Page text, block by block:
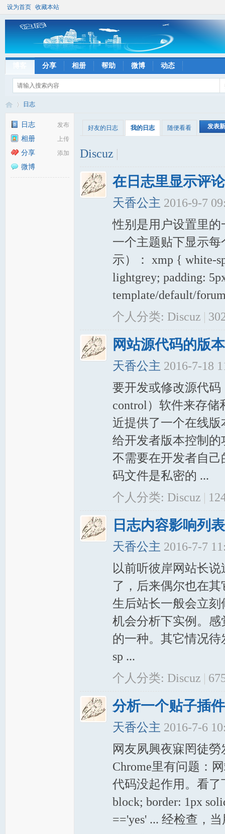
设为首页 收藏本站
分享 相册 帮助 微博 动态
日志
发布
日志
上传
相册
添加
分享
微博
好友的日志 我的日志 随便看看 发表
Discuz |
在日志里显示评
天香公主 2016-9-7
性别是用户设置里
一个主题贴下显示
示）： xmp { white-
lightgrey; padding:
template/default/
个人分类: Discuz |
网站源代码的版
天香公主 2016-7-18
要开发或修改源代码
control）软件来存
近提供了一个在线版
给开发者版本控制
不需要在开发者自
码文件是私密的 ...
个人分类: Discuz |
日志内容影响列
天香公主 2016-7-7
以前听彼岸网站长
了，后来偶尔也在
生后站长一般会立
机会分析下实例。
的一种。其它情况
sp ...
个人分类: Discuz |
分析一个贴子插
天香公主 2016-7-6
网友夙興夜寐罔徒
Chrome里有问题：
代码没起作用。看
block; border: 1px
=='yes' ... 经检查，